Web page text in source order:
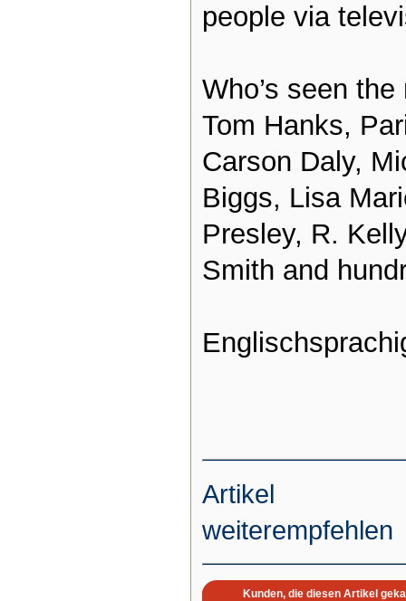
people via
Who’s seen
Tom Hanks,
Carson Daly,
Biggs, Lisa
Presley, R.
Smith and
Artikel
weiterempfehlen
Kunden, die diesen Artikel